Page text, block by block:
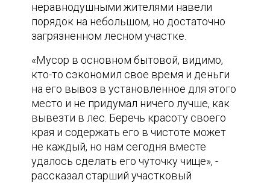
неравнодушными жителями навели
порядок на небольшом, но достаточно
загрязненном лесном участке.
«Мусор в основном бытовой, видимо,
кто-то сэкономил свое время и деньги
на его вывоз в установленное для этого
место и не придумал ничего лучше, как
вывезти в лес. Беречь красоту своего
края и содержать его в чистоте может
не каждый, но нам сегодня вместе
удалось сделать его чуточку чище», -
рассказал старший участковый